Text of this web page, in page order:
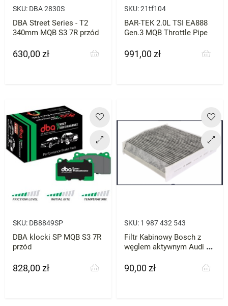
SKU: DBA 2830S
DBA Street Series - T2
340mm MQB S3 7R przód
Cena
630,00 zł
SKU:21tf104
BAR-TEK 2.0L TSI EA888
Gen.3 MQB Throttle Pipe
Cena
991,00 zł
SKU: DB8849SP
DBA klocki SP MQB S3 7R
przód
Cena
828,00 zł
SKU: 1 987 432 543
Filtr Kabinowy Bosch z
węglem aktywnym Audi S3
Cena
90,00 zł